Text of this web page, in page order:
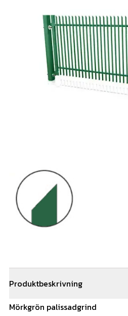
Produktbeskrivning
Mörkgrön palissadgrind